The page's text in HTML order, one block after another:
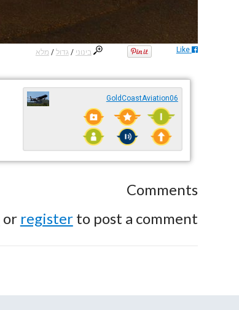
בינוני /גדול / מלא Like
GoldCoastAviation06
Comments
or registerto post a comment.